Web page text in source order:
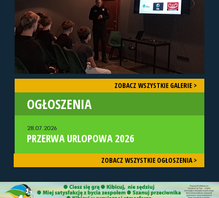
ZOBACZ WSZYSTKIE GALERIE >
OGŁOSZENIA
28.07.2026
PRZERWA URLOPOWA 2026
ZOBACZ WSZYSTKIE OGŁOSZENIA >